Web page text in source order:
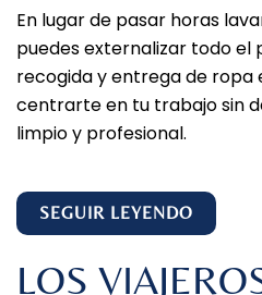
En lugar de pasar horas
puedes externalizar todo el
recogida y entrega de ropa
centrarte en tu trabajo sin
limpio y profesional.
SEGUIR LEYENDO
LOS